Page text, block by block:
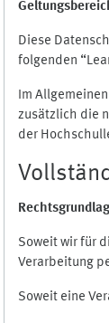
Diese
folgenden
Im
zusätzlich die
der
Soweit wir für
Verarbeitung
Soweit eine